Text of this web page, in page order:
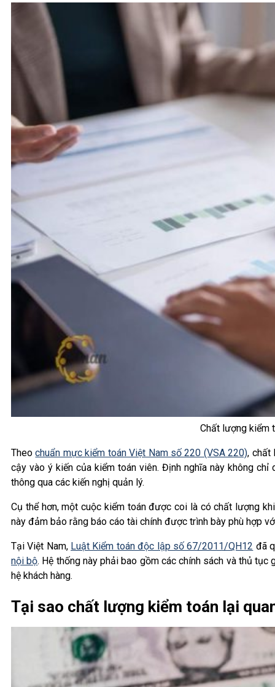
Chất lượng kiểm
Theochuẩn mực kiểm toán Việt Nam số 220 (VSA 220), chất
cậy vào ý kiến của kiểm toán viên. Định nghĩa này không
thông qua các kiến nghị quản lý.
Cụ thể hơn, một cuộc kiểm toán được coi là có chất lượng
này đảm bảo rằng báo cáo tài chính được trình bày phù hợp
Tại Việt Nam, Luật Kiểm toán độc lập số 67/2011/QH12 đã
nội bộ. Hệ thống này phải bao gồm các chính sách và thủ
hệ khách hàng.
Tại sao chất lượng kiểm toán lại